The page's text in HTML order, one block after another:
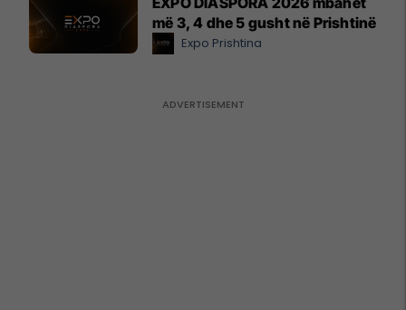
më 3, 4 dhe 5 gusht në Prishtinë
Expo Prishtina